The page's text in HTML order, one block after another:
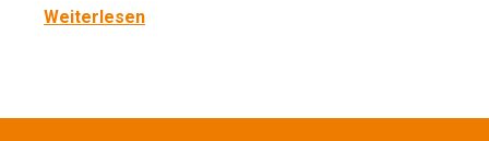
Weiterlesen